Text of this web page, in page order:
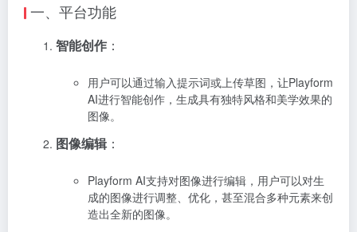
一、平台功能
智能创作 ：
用户可以通过输入提示词或上传草图，让Playform
AI进行智能创作，生成具有独特风格和美学效果的
图像。
图像编辑：
Playform AI支持对图像进行编辑，用户可以对生
成的图像进行调整、优化，甚至混合多种元素来创
造出全新的图像。